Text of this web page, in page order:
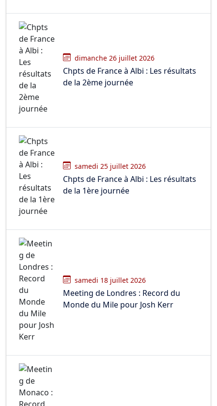
dimanche 26 juillet 2026
Chpts de France à Albi : Les résultats
de la 2ème journée
samedi 25 juillet 2026
Chpts de France à Albi : Les résultats
de la 1ère journée
samedi 18 juillet 2026
Meeting de Londres : Record du
Monde du Mile pour Josh Kerr